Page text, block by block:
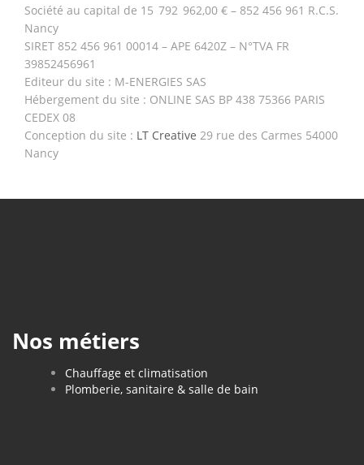
Société au capital de 15 792 962,00 € – 852 456 961 R.C.S.
Nancy
SIRET 852 456 961 00014 – APE 6420Z – N°TVA FR
39852456961
Editeur du site : M-ENERGIES SAS
Hébergement du site : ONLINE SAS BP 438 75366 PARIS
CEDEX 08
Conception du site : LT Creative 29 rue des Carmes 54000
Nancy
Nos métiers
Chauffage et climatisation
Plomberie, sanitaire & salle de bain